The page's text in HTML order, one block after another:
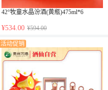
42°牧童水晶汾酒(黄瓶)475ml*6
¥534.00 ¥594.00
活动促销